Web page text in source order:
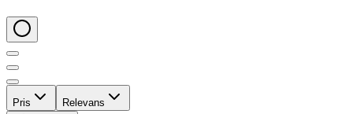
Pris Relevans